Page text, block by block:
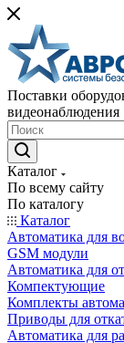
Поставки
видеонаблюдения
Каталог
По всему сайту
По каталогу
Каталог
Автоматика для
GSM модули
Автоматика для
Компектующие
Комплекты
Приводы для
Автоматика для